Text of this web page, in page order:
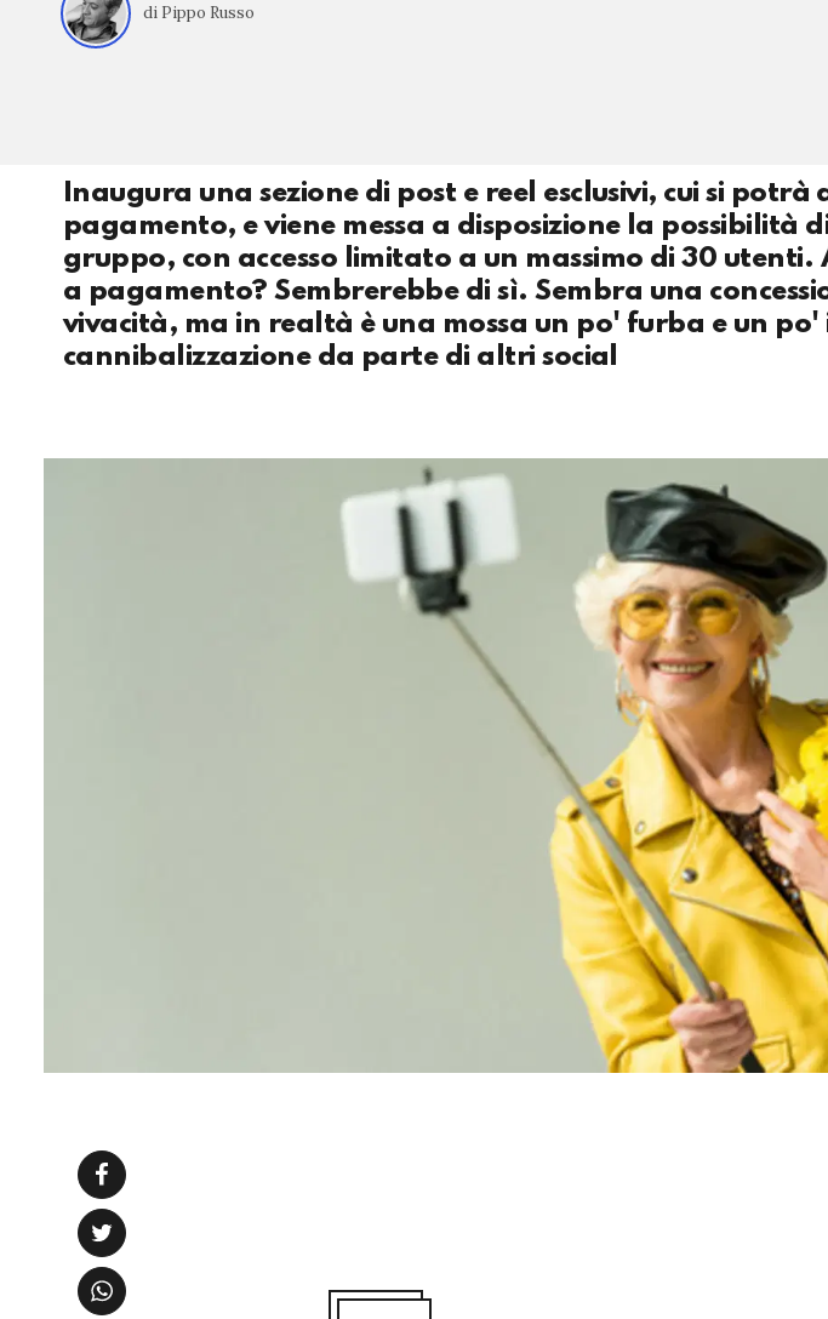
di Pippo Russo
Inaugura una sezione di post e reel esclusivi, cui si potrà
pagamento, e viene messa a disposizione la possibilità
gruppo, con accesso limitato a un massimo di 30 utenti.
a pagamento? Sembrerebbe di sì. Sembra una
vivacità, ma in realtà è una mossa un po' furba e un
cannibalizzazione da parte di altri social